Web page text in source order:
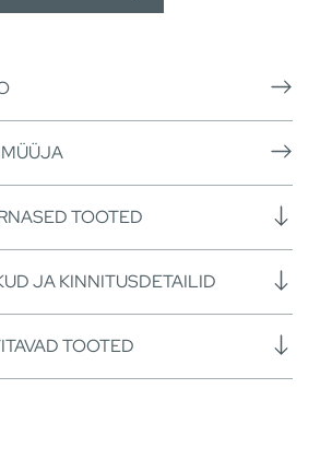
TOOTED
JA KINNITUSDETAILID
TOOTED